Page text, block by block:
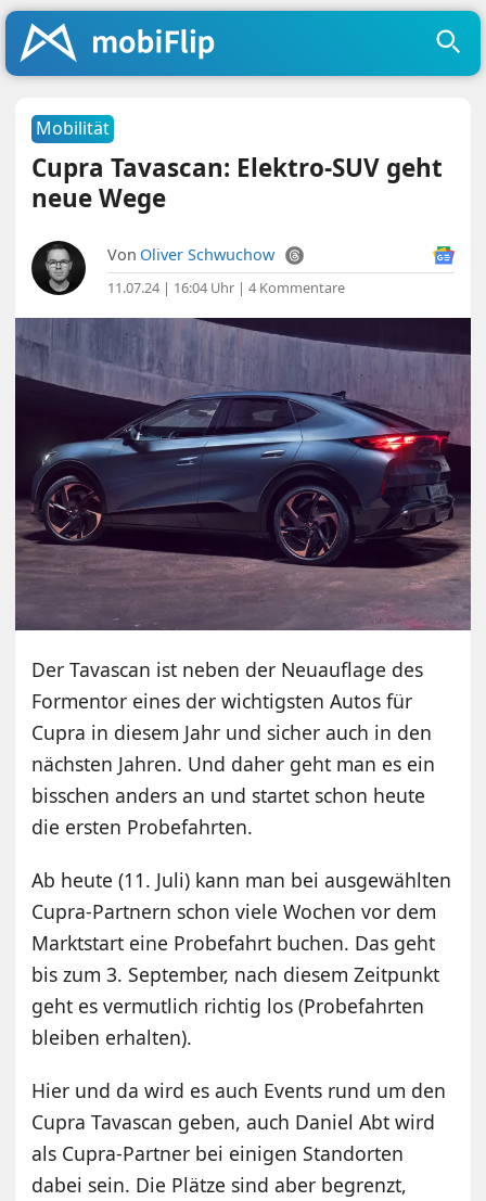
Mobilität
Cupra Tavascan: Elektro-SUV geht
neue Wege
Von Oliver Schwuchow
11.07.24 | 16:04 Uhr |4 Kommentare
Der Tavascan ist neben der Neuauflage des
Formentor eines der wichtigsten Autos für
Cupra in diesem Jahr und sicher auch in den
nächsten Jahren. Und daher geht man es ein
bisschen anders an und startet schon heute
die ersten Probefahrten.
Ab heute (11. Juli) kann man bei ausgewählten
Cupra-Partnern schon viele Wochen vor dem
Marktstart eine Probefahrt buchen. Das geht
bis zum 3. September, nach diesem Zeitpunkt
geht es vermutlich richtig los (Probefahrten
bleiben erhalten).
Hier und da wird es auch Events rund um den
Cupra Tavascan geben, auch Daniel Abt wird
als Cupra-Partner bei einigen Standorten
dabei sein. Die Plätze sind aber begrenzt,